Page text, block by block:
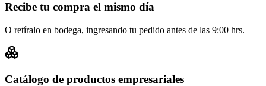
Recibe tu compra el mismo día
O retíralo en bodega, ingresando tu pedido antes de las 9:00 hrs.
Catálogo de productos empresariales